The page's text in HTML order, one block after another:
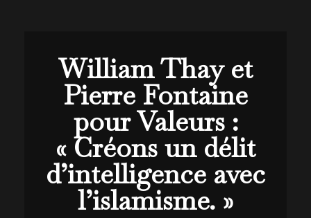
William Thay et
Pierre Fontaine
pour Valeurs :
« Créons un délit
d’intelligence avec
l’islamisme. »